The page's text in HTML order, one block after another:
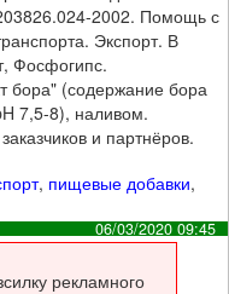
2002. Помощь с
Экспорт. В
Фосфогипс.
бора" (содержание бора
7,5-8), наливом.
и партнёров.
, пищевые добавки,
06/03/2020 09:45
рекламного